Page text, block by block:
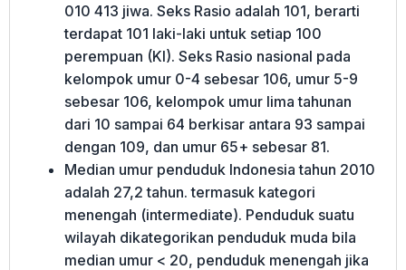
010 413 jiwa. Seks Rasio adalah 101, berarti
terdapat 101 laki-laki untuk setiap 100
perempuan (KI). Seks Rasio nasional pada
kelompok umur 0-4 sebesar 106, umur 5-9
sebesar 106, kelompok umur lima tahunan
dari 10 sampai 64 berkisar antara 93 sampai
dengan 109, dan umur 65+ sebesar 81.
Median umur penduduk Indonesia tahun 2010
adalah 27,2 tahun. termasuk kategori
menengah (intermediate). Penduduk suatu
wilayah dikategorikan penduduk muda bila
median umur < 20, penduduk menengah jika